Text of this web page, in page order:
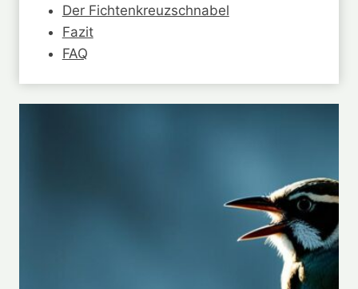
Der Fichtenkreuzschnabel
Fazit
FAQ